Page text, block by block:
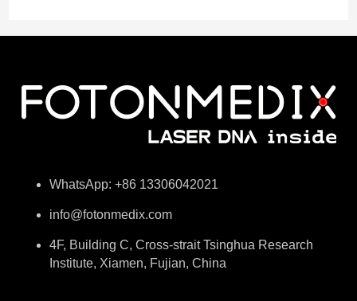
WhatsApp: +86 13306042021
info@fotonmedix.com
4F, Building C, Cross-strait Tsinghua Research
Institute, Xiamen, Fujian, China